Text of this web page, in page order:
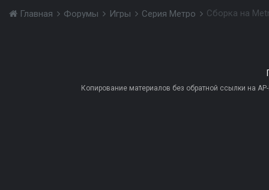
Главная Форумы Игры Серия Метро Сборка на
Копирование материалов без обратной ссылки на